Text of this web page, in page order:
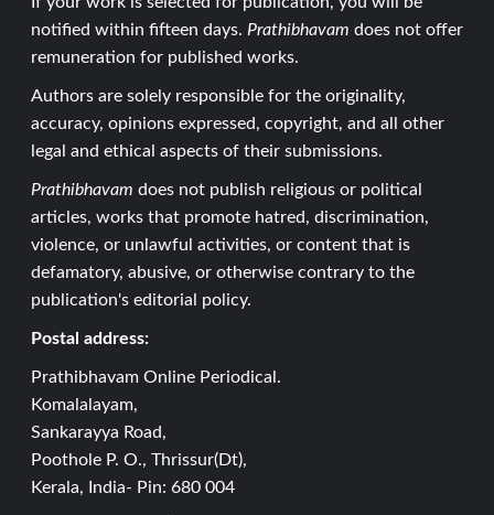
notified within fifteen days. Prathibhavam does not offer
remuneration for published works.
Authors are solely responsible for the originality,
accuracy, opinions expressed, copyright, and all other
legal and ethical aspects of their submissions.
Prathibhavam does not publish religious or political
articles, works that promote hatred, discrimination,
violence, or unlawful activities, or content that is
defamatory, abusive, or otherwise contrary to the
publication's editorial policy.
Postal address:
Prathibhavam Online Periodical.
Komalalayam,
Sankarayya Road,
Poothole P. O., Thrissur(Dt),
Kerala, India- Pin: 680 004